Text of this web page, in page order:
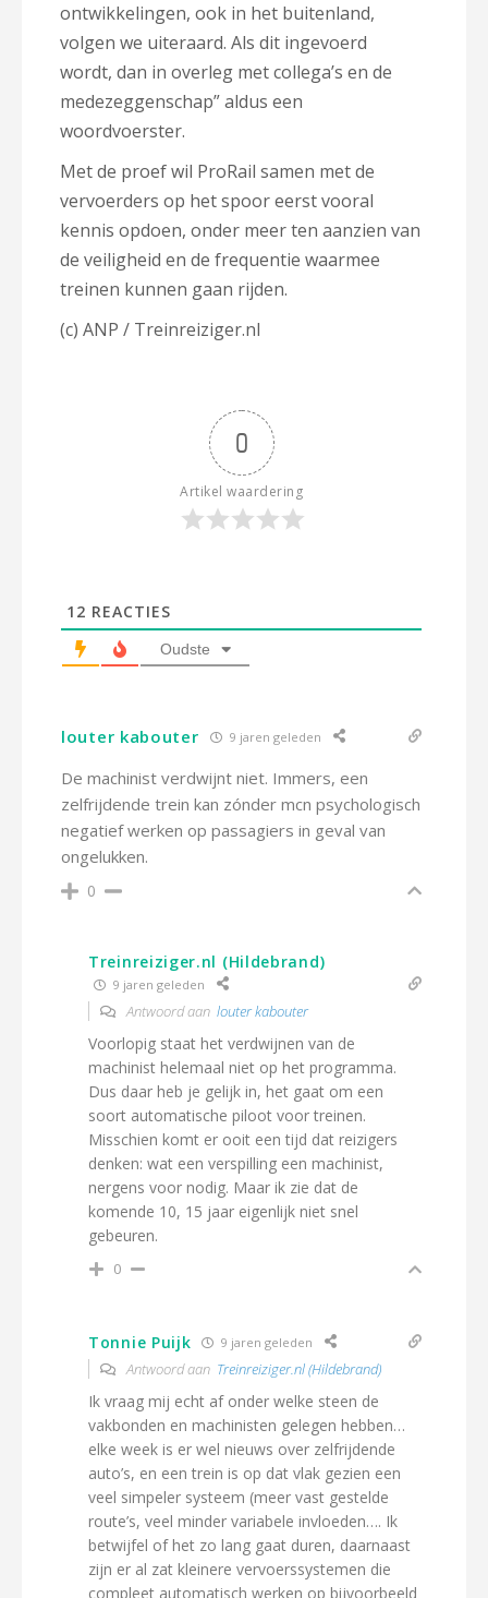
ontwikkelingen, ook in het buitenland,
volgen we uiteraard. Als dit ingevoerd
wordt, dan in overleg met collega’s en de
medezeggenschap” aldus een
woordvoerster.
Met de proef wil ProRail samen met de
vervoerders op het spoor eerst vooral
kennis opdoen, onder meer ten aanzien van
de veiligheid en de frequentie waarmee
treinen kunnen gaan rijden.
(c) ANP / Treinreiziger.nl
0
Artikel waardering
12 REACTIES
Oudste
louter kabouter 9 jaren geleden
De machinist verdwijnt niet. Immers, een
zelfrijdende trein kan zónder mcn psychologisch
negatief werken op passagiers in geval van
ongelukken.
0
Treinreiziger.nl (Hildebrand)
9 jaren geleden
Antwoord aan louter kabouter
Voorlopig staat het verdwijnen van de
machinist helemaal niet op het programma.
Dus daar heb je gelijk in, het gaat om een
soort automatische piloot voor treinen.
Misschien komt er ooit een tijd dat reizigers
denken: wat een verspilling een machinist,
nergens voor nodig. Maar ik zie dat de
komende 10, 15 jaar eigenlijk niet snel
gebeuren.
0
Tonnie Puijk 9 jaren geleden
Antwoord aan Treinreiziger.nl (Hildebrand)
Ik vraag mij echt af onder welke steen de
vakbonden en machinisten gelegen hebben…
elke week is er wel nieuws over zelfrijdende
auto’s, en een trein is op dat vlak gezien een
veel simpeler systeem (meer vast gestelde
route’s, veel minder variabele invloeden…. Ik
betwijfel of het zo lang gaat duren, daarnaast
zijn er al zat kleinere vervoerssystemen die
compleet automatisch werken op bijvoorbeeld